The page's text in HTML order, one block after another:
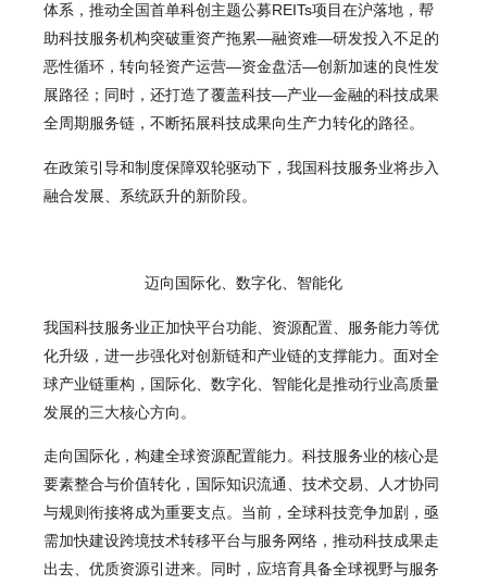
体系，推动全国首单科创主题公募REITs项目在沪落地，帮
助科技服务机构突破重资产拖累—融资难—研发投入不足的
恶性循环，转向轻资产运营—资金盘活—创新加速的良性发
展路径；同时，还打造了覆盖科技—产业—金融的科技成果
全周期服务链，不断拓展科技成果向生产力转化的路径。
在政策引导和制度保障双轮驱动下，我国科技服务业将步入
融合发展、系统跃升的新阶段。
迈向国际化、数字化、智能化
我国科技服务业正加快平台功能、资源配置、服务能力等优
化升级，进一步强化对创新链和产业链的支撑能力。面对全
球产业链重构，国际化、数字化、智能化是推动行业高质量
发展的三大核心方向。
走向国际化，构建全球资源配置能力。科技服务业的核心是
要素整合与价值转化，国际知识流通、技术交易、人才协同
与规则衔接将成为重要支点。当前，全球科技竞争加剧，亟
需加快建设跨境技术转移平台与服务网络，推动科技成果走
出去、优质资源引进来。同时，应培育具备全球视野与服务